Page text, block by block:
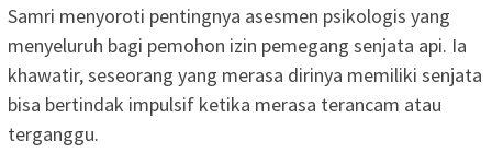
Samri menyoroti pentingnya asesmen psikologis yang
menyeluruh bagi pemohon izin pemegang senjata api. Ia
khawatir, seseorang yang merasa dirinya memiliki senjata
bisa bertindak impulsif ketika merasa terancam atau
terganggu.